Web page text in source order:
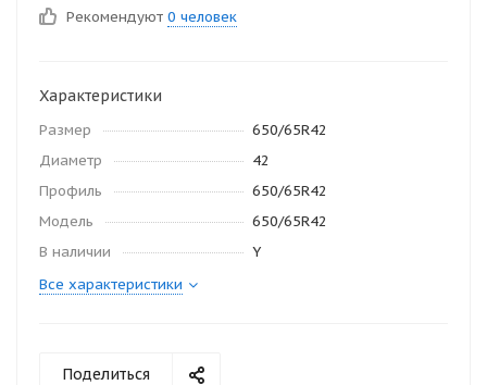
Рекомендуют 0 человек
Характеристики
Размер
650/65R42
Диаметр
42
Профиль
650/65R42
Модель
650/65R42
В наличии
Y
Все характеристики
Поделиться